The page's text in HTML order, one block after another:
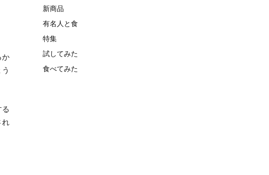
か
れ
新商品
有名人と食
特集
試してみた
食べてみた